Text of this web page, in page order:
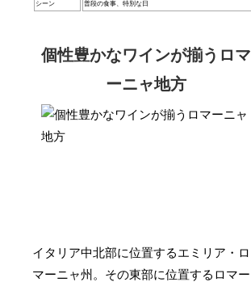
シーン 普段の食事、特別な日
個性豊かなワインが揃うロマ
ーニャ地方
イタリア中北部に位置するエミリア・ロ
マーニャ州。その東部に位置するロマー